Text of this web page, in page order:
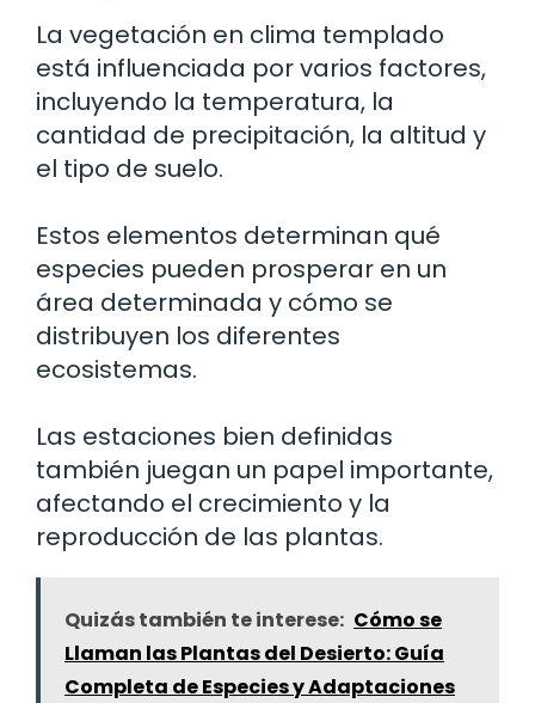
La vegetación en clima templado
está influenciada por varios factores,
incluyendo la temperatura, la
cantidad de precipitación, la altitud y
el tipo de suelo.
Estos elementos determinan qué
especies pueden prosperar en un
área determinada y cómo se
distribuyen los diferentes
ecosistemas.
Las estaciones bien definidas
también juegan un papel importante,
afectando el crecimiento y la
reproducción de las plantas.
Quizás también te interese: Cómo se
Llaman las Plantas del Desierto: Guía
Completa de Especies y Adaptaciones